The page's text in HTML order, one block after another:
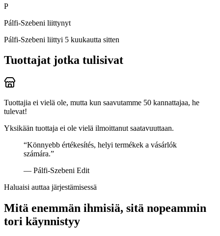
P
Pálfi-Szebeni liittynyt
Pálfi-Szebeni liittyi 5 kuukautta sitten
Tuottajat jotka tulisivat
Tuottajia ei vielä ole, mutta kun saavutamme 50 kannattajaa, he
tulevat!
Yksikään tuottaja ei ole vielä ilmoittanut saatavuuttaan.
“Könnyebb értékesítés, helyi termékek a vásárlók
számára.”
— Pálfi-Szebeni Edit
Haluaisi auttaa järjestämisessä
Mitä enemmän ihmisiä, sitä nopeammin
tori käynnistyy